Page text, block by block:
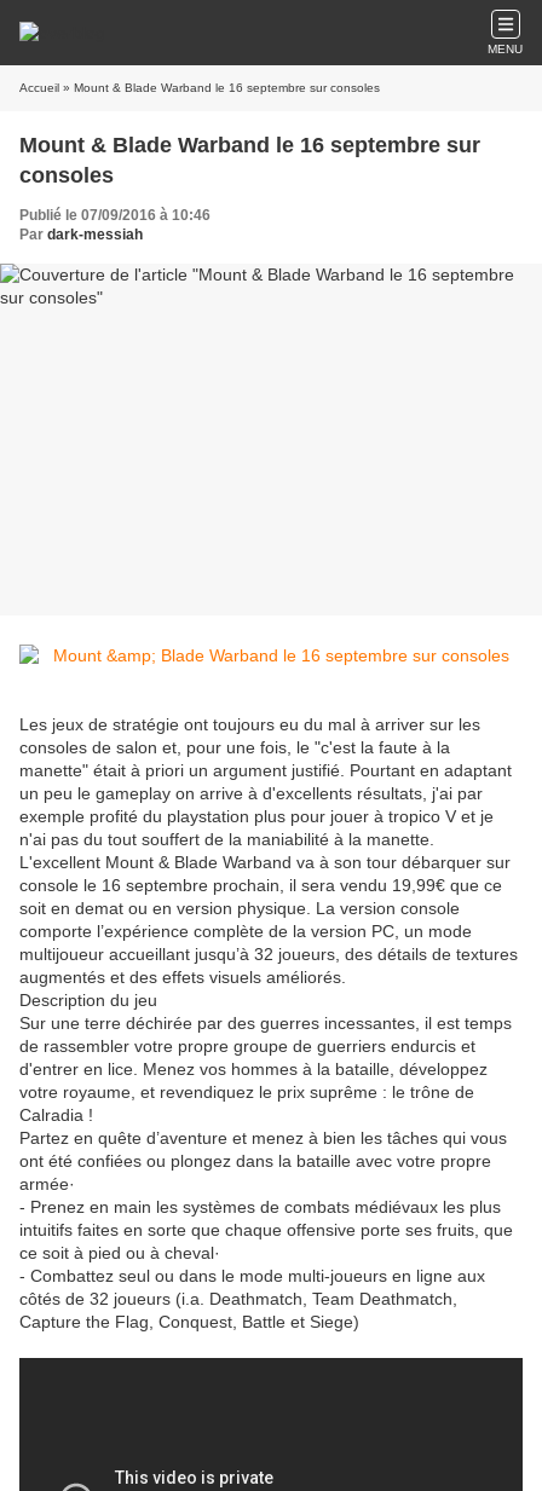
MENU
Accueil » Mount & Blade Warband le 16 septembre sur consoles
Mount & Blade Warband le 16 septembre sur
consoles
Publié le 07/09/2016 à 10:46
Par dark-messiah
Les jeux de stratégie ont toujours eu du mal à arriver sur les
consoles de salon et, pour une fois, le "c'est la faute à la
manette" était à priori un argument justifié. Pourtant en adaptant
un peu le gameplay on arrive à d'excellents résultats, j'ai par
exemple profité du playstation plus pour jouer à tropico V et je
n'ai pas du tout souffert de la maniabilité à la manette.
L'excellent Mount & Blade Warband va à son tour débarquer sur
console le 16 septembre prochain, il sera vendu 19,99€ que ce
soit en demat ou en version physique. La version console
comporte l’expérience complète de la version PC, un mode
multijoueur accueillant jusqu’à 32 joueurs, des détails de textures
augmentés et des effets visuels améliorés.
Description du jeu
Sur une terre déchirée par des guerres incessantes, il est temps
de rassembler votre propre groupe de guerriers endurcis et
d'entrer en lice. Menez vos hommes à la bataille, développez
votre royaume, et revendiquez le prix suprême : le trône de
Calradia !
Partez en quête d’aventure et menez à bien les tâches qui vous
ont été confiées ou plongez dans la bataille avec votre propre
armée·
- Prenez en main les systèmes de combats médiévaux les plus
intuitifs faites en sorte que chaque offensive porte ses fruits, que
ce soit à pied ou à cheval·
- Combattez seul ou dans le mode multi-joueurs en ligne aux
côtés de 32 joueurs (i.a. Deathmatch, Team Deathmatch,
Capture the Flag, Conquest, Battle et Siege)